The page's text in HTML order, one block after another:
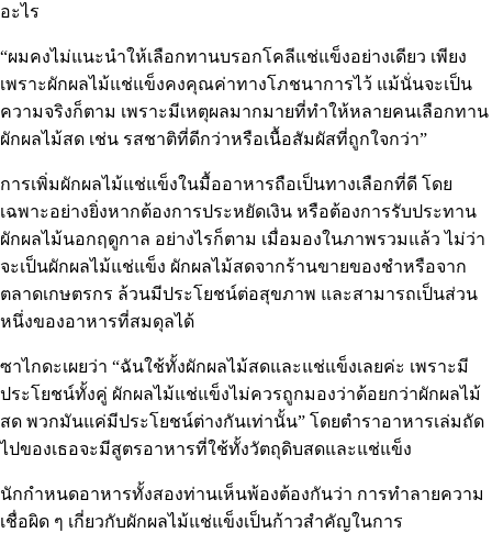
อะไร
“ผมคงไม่แนะนำให้เลือกทานบรอกโคลีแช่แข็งอย่างเดียว เพียง
เพราะผักผลไม้แช่แข็งคงคุณค่าทางโภชนาการไว้ แม้นั่นจะเป็น
ความจริงก็ตาม เพราะมีเหตุผลมากมายที่ทำให้หลายคนเลือกทาน
ผักผลไม้สด เช่น รสชาติที่ดีกว่าหรือเนื้อสัมผัสที่ถูกใจกว่า”
การเพิ่มผักผลไม้แช่แข็งในมื้ออาหารถือเป็นทางเลือกที่ดี โดย
เฉพาะอย่างยิ่งหากต้องการประหยัดเงิน หรือต้องการรับประทาน
ผักผลไม้นอกฤดูกาล อย่างไรก็ตาม เมื่อมองในภาพรวมแล้ว ไม่ว่า
จะเป็นผักผลไม้แช่แข็ง ผักผลไม้สดจากร้านขายของชำหรือจาก
ตลาดเกษตรกร ล้วนมีประโยชน์ต่อสุขภาพ และสามารถเป็นส่วน
หนึ่งของอาหารที่สมดุลได้
ซาไกดะเผยว่า “ฉันใช้ทั้งผักผลไม้สดและแช่แข็งเลยค่ะ เพราะมี
ประโยชน์ทั้งคู่ ผักผลไม้แช่แข็งไม่ควรถูกมองว่าด้อยกว่าผักผลไม้
สด พวกมันแค่มีประโยชน์ต่างกันเท่านั้น” โดยตำราอาหารเล่มถัด
ไปของเธอจะมีสูตรอาหารที่ใช้ทั้งวัตถุดิบสดและแช่แข็ง
นักกำหนดอาหารทั้งสองท่านเห็นพ้องต้องกันว่า การทำลายความ
เชื่อผิด ๆ เกี่ยวกับผักผลไม้แช่แข็งเป็นก้าวสำคัญในการ